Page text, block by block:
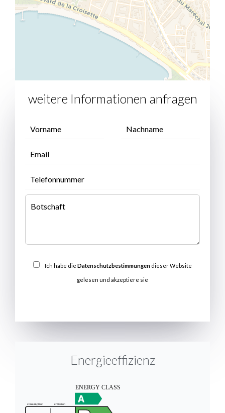
weitere Informationen anfragen
Ich habe die Datenschutzbestimmungen dieser Website
gelesen und akzeptiere sie
Energieeffizienz